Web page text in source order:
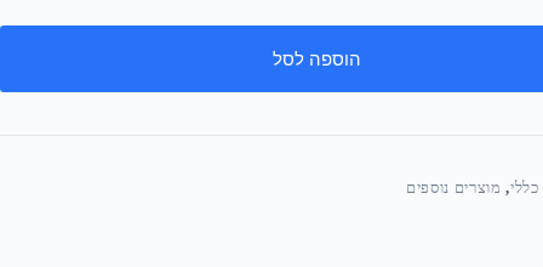
הוספה לסל
כללי, מוצרים נוספים